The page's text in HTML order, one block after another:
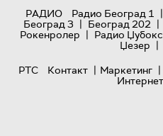
РАДИО
Радио Београд 1 |
Београд 3 | Београд 202 |
Рокенролер | Радио Џубокс
Џезер |
РТС
Контакт | Маркетинг |